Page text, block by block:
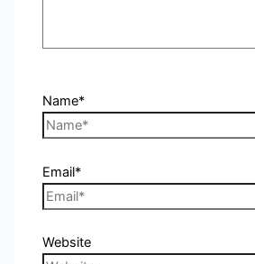
Name*
Email*
Website